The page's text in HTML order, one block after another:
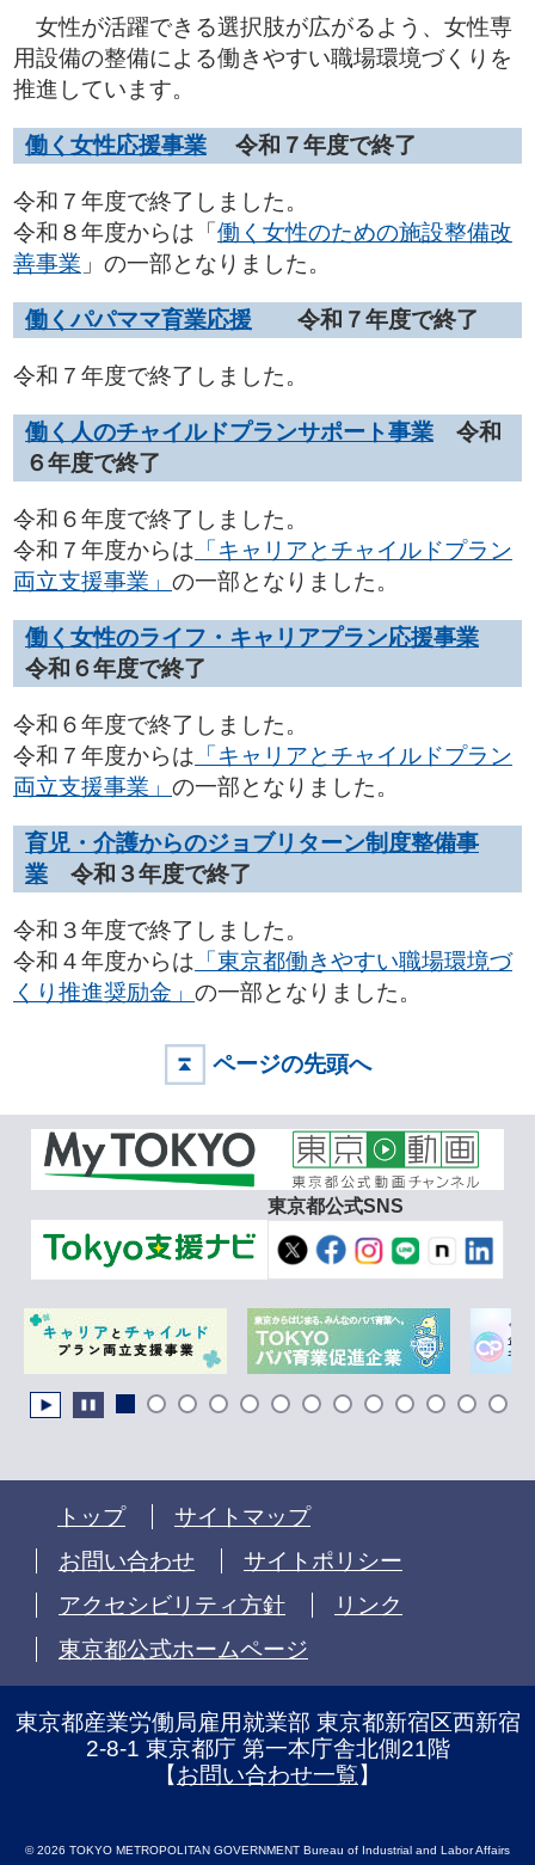
女性が活躍できる選択肢が広がるよう、女性専
用設備の整備による働きやすい職場環境づくりを
推進しています。
働く女性応援事業 令和７年度で終了
令和７年度で終了しました。
令和８年度からは「働く女性のための施設整備改
善事業 」の一部となりました。
働くパパママ育業応援 令和７年度で終了
令和７年度で終了しました。
働く人のチャイルドプランサポート事業 令和
６年度で終了
令和６年度で終了しました。
令和７年度からは 「キャリアとチャイルドプラン
両立支援事業」 の一部となりました。
働く女性のライフ・キャリアプラン応援事業
令和６年度で終了
令和６年度で終了しました。
令和７年度からは 「キャリアとチャイルドプラン
両立支援事業」 の一部となりました。
育児・介護からのジョブリターン制度整備事
業 令和３年度で終了
令和３年度で終了しました。
令和４年度からは 「東京都働きやすい職場環境づ
くり推進奨励金」 の一部となりました。
ページの先頭へ
東京都公式SNS
トップ
サイトマップ
お問い合わせ
サイトポリシー
アクセシビリティ方針
リンク
東京都公式ホームページ
東京都産業労働局雇用就業部 東京都新宿区西新宿
2-8-1 東京都庁 第一本庁舎北側21階
【お問い合わせ一覧】
© 2026 TOKYO METROPOLITAN GOVERNMENT Bureau of Industrial and Labor Affairs